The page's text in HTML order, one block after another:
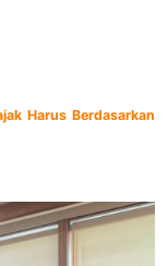
Harus Berdasarkan